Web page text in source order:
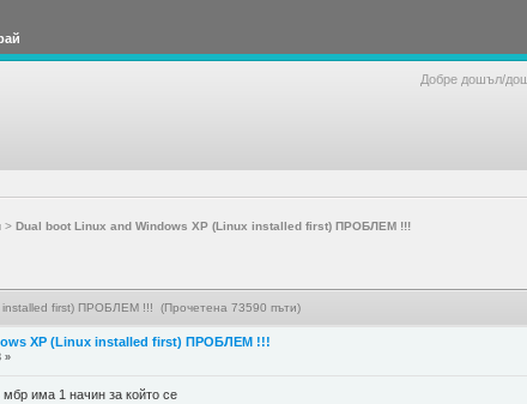
Добре дошъл/
> Dual boot Linux and Windows XP (Linux installed first) ПРОБЛЕМ !!!
installed first) ПРОБЛЕМ !!! (Прочетена 73590 пъти)
XP (Linux installed first) ПРОБЛЕМ !!!
»
има 1 начин за който се